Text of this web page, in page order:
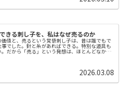
きる刺し子を、私はなぜ売るのか
価値と、売るという覚悟刺し子は、昔は誰でもで
事でした。針と糸があればできる。特別な道具も
。だから「売る」という発想は、ほとんどなかっ
す。昔から刺し子をしているフォロワーさんが、
2026.03.08